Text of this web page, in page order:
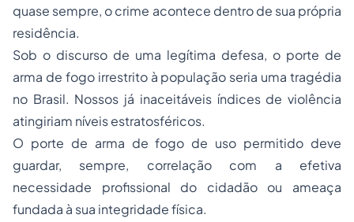
quase sempre, o crime acontece dentro de sua própria
residência.
Sob o discurso de uma legítima defesa, o porte de
arma de fogo irrestrito à população seria uma tragédia
no Brasil. Nossos já inaceitáveis índices de violência
atingiriam níveis estratosféricos.
O porte de arma de fogo de uso permitido deve
guardar, sempre, correlação com a efetiva
necessidade profissional do cidadão ou ameaça
fundada à sua integridade física.